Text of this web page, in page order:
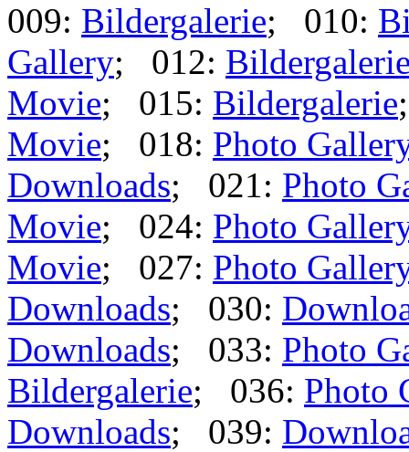
009: Bildergalerie; 010:
Gallery; 012:
Movie; 015: Bildergalerie
Movie; 018: Photo
Downloads; 021: Photo
Movie; 024: Photo
Movie; 027: Photo
Downloads; 030:
Downloads; 033: Photo
Bildergalerie; 036: Photo
Downloads; 039: